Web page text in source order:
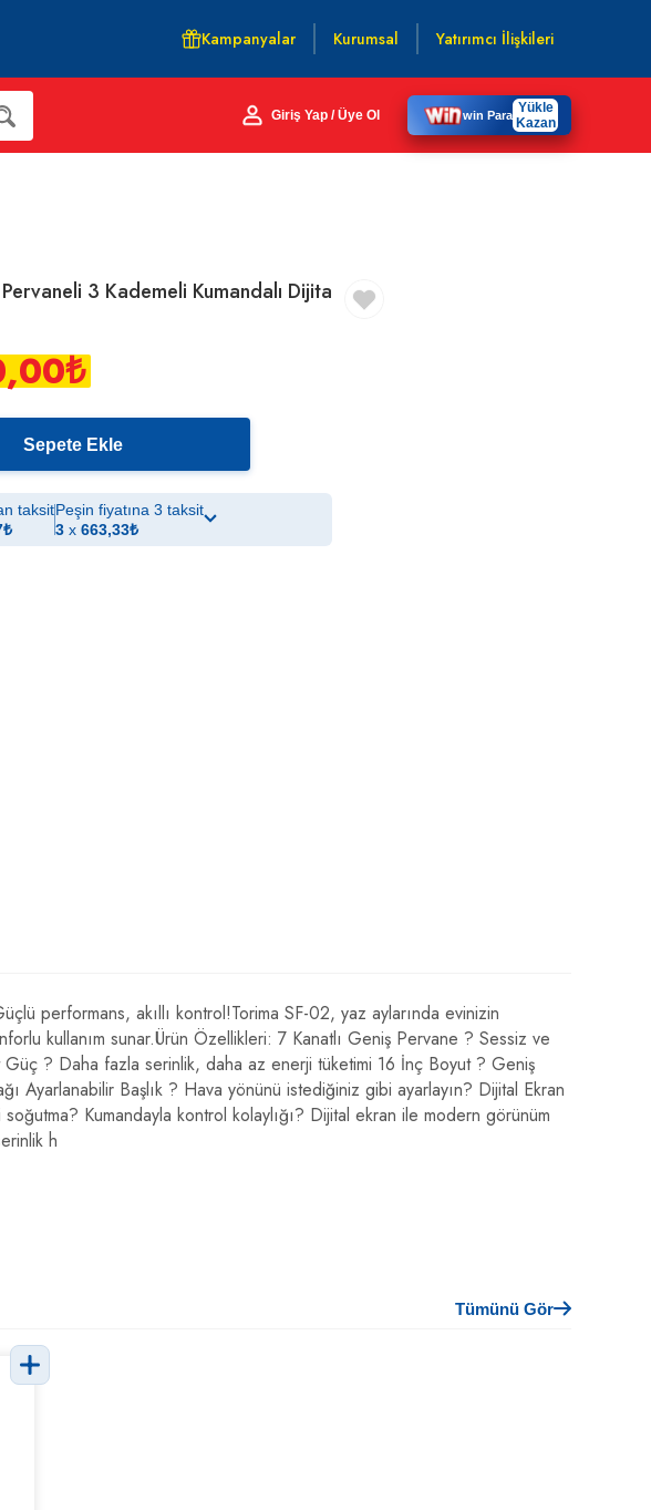
Kampanyalar Kurumsal Yatırımcı İlişkileri
Giriş Yap / Üye Ol win Para Yükle
Kazan
3 Kademeli Kumandalı Dijita
₺
Sepete Ekle
taksit
₺
Peşin fiyatına 3 taksit
3 x 663,33₺
performans, akıllı kontrol!Torima SF-02, yaz aylarında evinizin
kullanım sunar.Ürün Özellikleri: 7 Kanatlı Geniş Pervane ? Sessiz ve
Güç ? Daha fazla serinlik, daha az enerji tüketimi 16 İnç Boyut ? Geniş
Ayarlanabilir Başlık ? Hava yönünü istediğiniz gibi ayarlayın? Dijital Ekran
Kumandayla kontrol kolaylığı? Dijital ekran ile modern görünüm
h
Tümünü Gör